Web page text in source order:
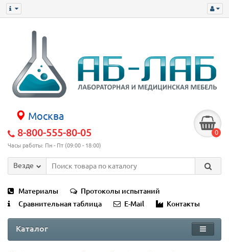
Москва
8-800-555-80-05
Часы работы: Пн - Пт (09:00 - 18:00)
0
Везде
Материалы
Протоколы испытаний
Сравнительная таблица
E-Mail Контакты
Каталог